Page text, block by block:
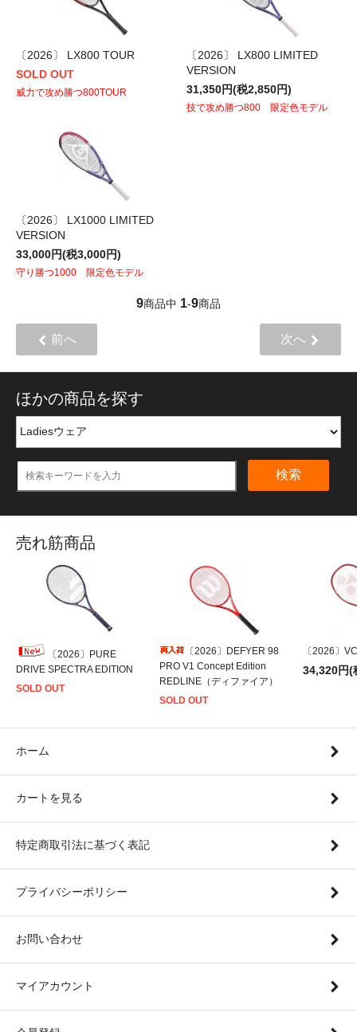
〔2026〕 LX800 TOUR
SOLD OUT
威力で攻め勝つ800TOUR
〔2026〕 LX800 LIMITED
VERSION
31,350円(税2,850円)
技で攻め勝つ800 限定色モデル
〔2026〕 LX1000 LIMITED
VERSION
33,000円(税3,000円)
守り勝つ1000 限定色モデル
9商品中 1-9商品
前へ 次へ
ほかの商品を探す
検索
売れ筋商品
〔2026〕PURE
DRIVE SPECTRA EDITION
SOLD OUT
〔2026〕DEFYER 98
PRO V1 Concept Edition
REDLINE（ディファイア）
SOLD OUT
〔2026〕
34,320円(
ホーム
カートを見る
特定商取引法に基づく表記
プライバシーポリシー
お問い合わせ
マイアカウント